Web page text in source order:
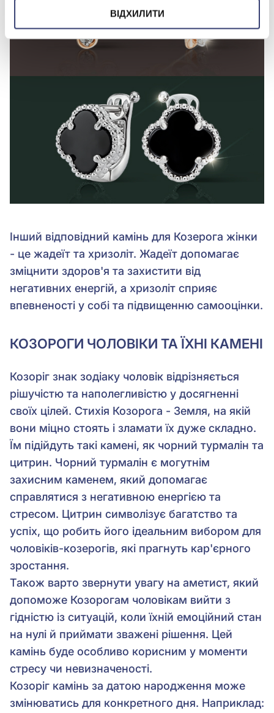
ВІДХИЛИТИ
Інший відповідний камінь для Козерога жінки
- це жадеїт та хризоліт. Жадеїт допомагає
зміцнити здоров'я та захистити від
негативних енергій, а хризоліт сприяє
впевненості у собі та підвищенню самооцінки.
КОЗОРОГИ ЧОЛОВІКИ ТА ЇХНІ КАМЕНІ
Козоріг знак зодіаку чоловік відрізняється
рішучістю та наполегливістю у досягненні
своїх цілей. Стихія Козорога - Земля, на якій
вони міцно стоять і зламати їх дуже складно.
Їм підійдуть такі камені, як чорний турмалін та
цитрин. Чорний турмалін є могутнім
захисним каменем, який допомагає
справлятися з негативною енергією та
стресом. Цитрин символізує багатство та
успіх, що робить його ідеальним вибором для
чоловіків-козерогів, які прагнуть кар'єрного
зростання.
Також варто звернути увагу на аметист, який
допоможе Козорогам чоловікам вийти з
гідністю із ситуацій, коли їхній емоційний стан
на нулі й приймати зважені рішення. Цей
камінь буде особливо корисним у моменти
стресу чи невизначеності.
Козоріг камінь за датою народження може
змінюватись для конкретного дня. Наприклад: